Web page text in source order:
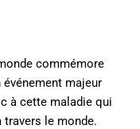
commémore
événement majeur
à cette maladie qui
le monde.